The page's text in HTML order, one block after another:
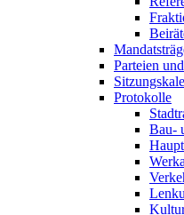
Parteien
Protokolle
Bau-